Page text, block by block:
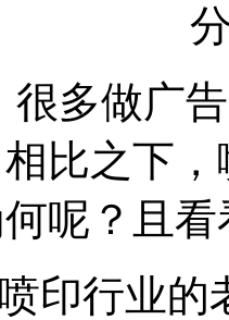
很多做广
比之下
呢？且
印行业的